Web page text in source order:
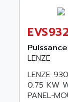
LENZE
LENZE
0.75 KW